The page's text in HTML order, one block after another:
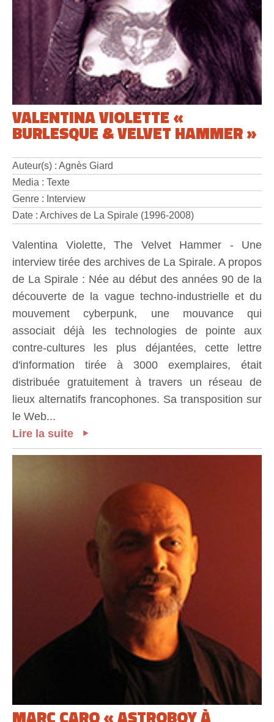
VALENTINA VIOLETTE «
BURLESQUE & VELVET HAMMER »
Auteur(s) : Agnès Giard
Media : Texte
Genre : Interview
Date : Archives de La Spirale (1996-2008)
Valentina Violette, The Velvet Hammer - Une
interview tirée des archives de La Spirale. A propos
de La Spirale : Née au début des années 90 de la
découverte de la vague techno-industrielle et du
mouvement cyberpunk, une mouvance qui
associait déjà les technologies de pointe aux
contre-cultures les plus déjantées, cette lettre
d'information tirée à 3000 exemplaires, était
distribuée gratuitement à travers un réseau de
lieux alternatifs francophones. Sa transposition sur
le Web...
Lire la suite